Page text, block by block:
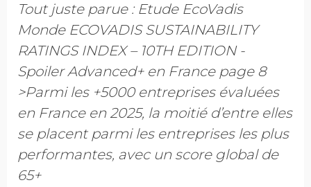
Tout juste parue : Etude EcoVadis
Monde ECOVADIS SUSTAINABILITY
RATINGS INDEX – 10TH EDITION -
Spoiler Advanced+ en France page 8
>Parmi les +5000 entreprises évaluées
en France en 2025, la moitié d’entre elles
se placent parmi les entreprises les plus
performantes, avec un score global de
65+